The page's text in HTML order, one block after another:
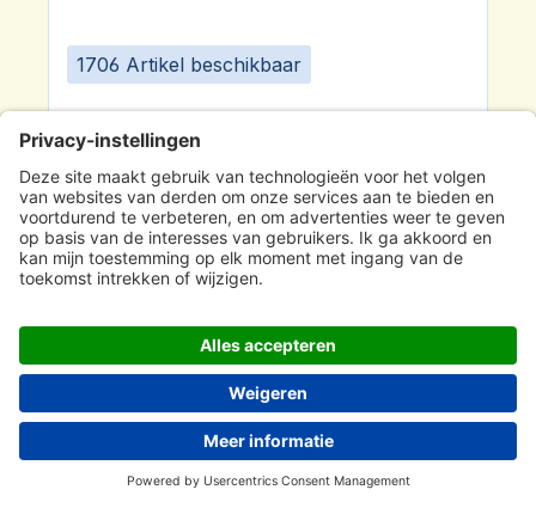
1706 Artikel beschikbaar
Violetglas fles 5ml DIN 18 met wit